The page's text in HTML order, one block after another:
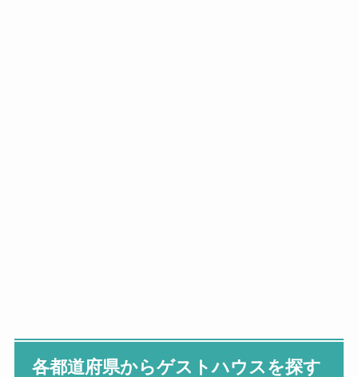
各都道府県からゲストハウスを探す